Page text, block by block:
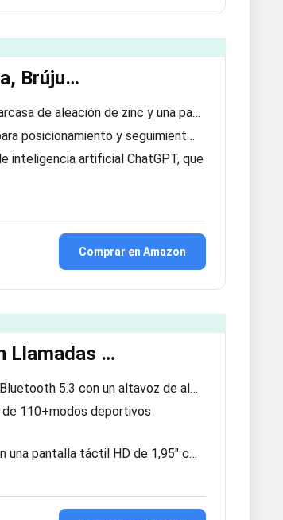
Brúju…
de aleación de zinc y una pa…
posicionamiento y seguimient…
inteligencia artificial ChatGPT, que
Comprar en Amazon
Llamadas …
5.3 con un altavoz de al…
110+modos deportivos
una pantalla táctil HD de 1,95″ c…